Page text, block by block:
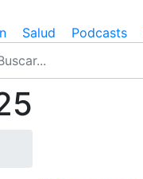
Salud Podcasts